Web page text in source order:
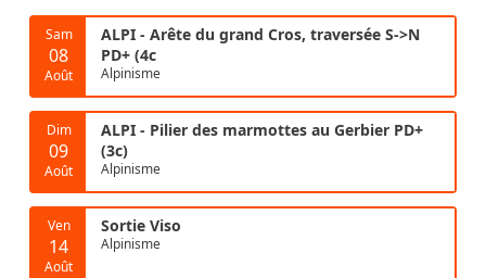
Sam
08
Août
ALPI - Arête du grand Cros, traversée S->N
PD+ (4c
Alpinisme
Dim
09
Août
ALPI - Pilier des marmottes au Gerbier PD+
(3c)
Alpinisme
Ven
14
Août
Sortie Viso
Alpinisme